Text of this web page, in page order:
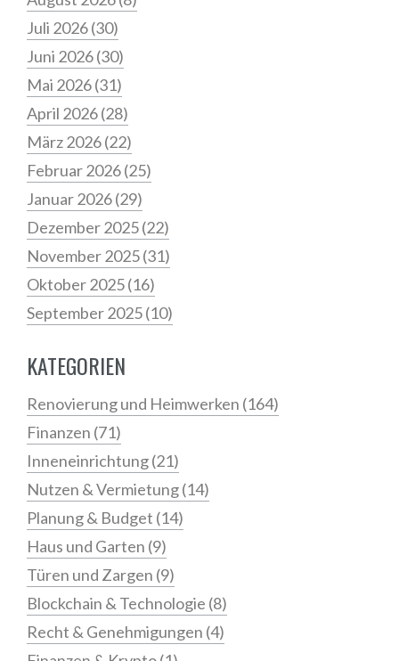
Juli 2026(30)
Juni 2026(30)
Mai 2026(31)
April 2026(28)
März 2026(22)
Februar 2026(25)
Januar 2026(29)
Dezember 2025(22)
November 2025(31)
Oktober 2025(16)
September 2025(10)
KATEGORIEN
Renovierung und Heimwerken (164)
Finanzen (71)
Inneneinrichtung(21)
Nutzen & Vermietung(14)
Planung & Budget (14)
Haus und Garten (9)
Türen und Zargen (9)
Blockchain & Technologie (8)
Recht & Genehmigungen (4)